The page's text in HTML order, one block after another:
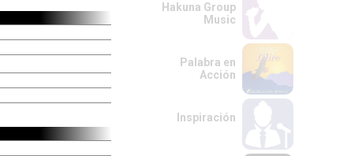
Hakuna Group
Music
Palabra en
Acción
Inspiración